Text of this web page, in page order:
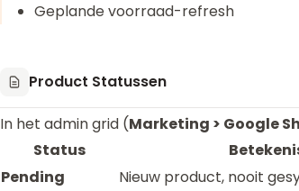
Geplande voorraad-refresh
Product Statussen
In het admin grid (Marketing > Google
Status
Pending
Nieuw product, nooit